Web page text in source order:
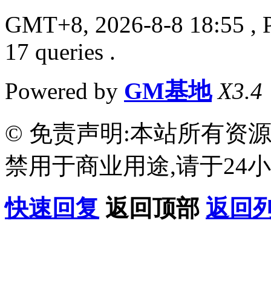
GMT+8, 2026-8-8 18:55 ,
17 queries .
Powered by GM基地 X3.4
© 免责声明:本站所有资
禁用于商业用途,请于24
快速回复 返回顶部 返回